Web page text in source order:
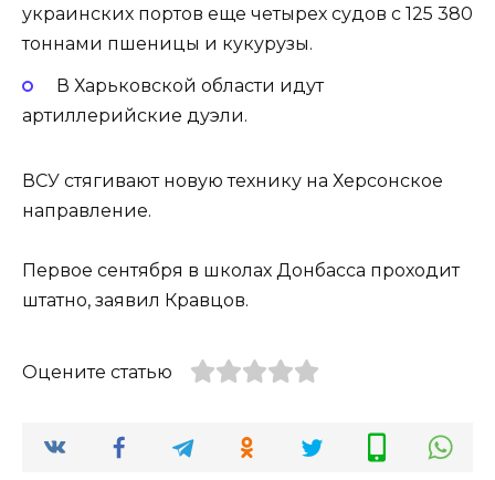
украинских портов еще четырех судов с 125 380
тоннами пшеницы и кукурузы.
В Харьковской области идут
артиллерийские дуэли.
ВСУ стягивают новую технику на Херсонское
направление.
Первое сентября в школах Донбасса проходит
штатно, заявил Кравцов.
Оцените статью